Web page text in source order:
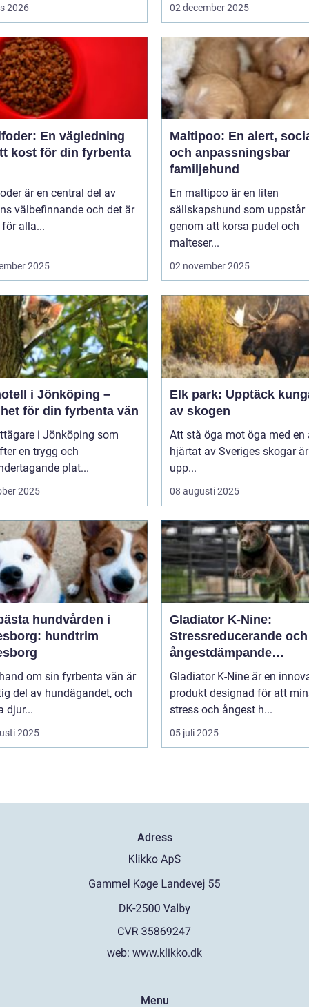
2026 02 december 2025
En vägledning
kost för din fyrbenta
är en central del av
välbefinnande och det är
alla...
2025
Maltipoo: En alert,
och anpassningsbar
familjehund
En maltipoo är en liten
sällskapshund som uppstår
genom att korsa pudel och
malteser...
02 november 2025
i Jönköping –
för din fyrbenta vän
i Jönköping som
en trygg och
plat...
2025
Elk park: Upptäck
av skogen
Att stå öga mot öga med en
hjärtat av Sveriges skogar
upp...
08 augusti 2025
hundvården i
hundtrim
om sin fyrbenta vän är
del av hundägandet, och
djur...
2025
Gladiator K-Nine:
Stressreducerande och
ångestdämpande
hundhalsband
Gladiator K-Nine är en
produkt designad för att
stress och ångest h...
05 juli 2025
Adress
web: www.klikko.dk
Menu